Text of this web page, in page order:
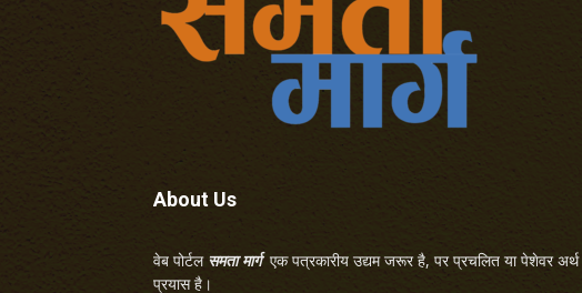
About Us
वेब पोर्टल समता मार्गएक पत्रकारीय उद्यम जरूर है, पर प्रचलित या पेशेवर
प्रयास है।